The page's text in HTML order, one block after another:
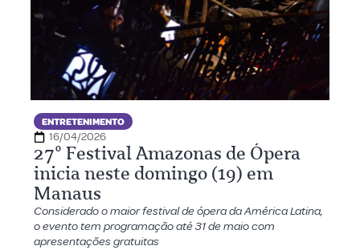
ENTRETENIMENTO
16/04/2026
27º Festival Amazonas de Ópera
inicia neste domingo (19) em
Manaus
Considerado o maior festival de ópera da América Latina,
o evento tem programação até 31 de maio com
apresentações gratuitas